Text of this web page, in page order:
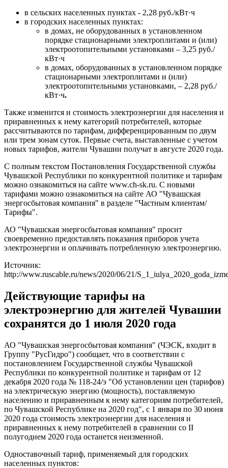
в сельских населенных пунктах - 2,28 руб./кВт·ч
в городских населенных пунктах:
в домах, не оборудованных в установленном
порядке стационарными электроплитами и (или)
электроотопительными установками – 3,25 руб./
кВт·ч
в домах, оборудованных в установленном порядке
стационарными электроплитами и (или)
электроотопительными установками, – 2,28 руб./
кВт·ч.
Также изменится и стоимость электроэнергии для населения и
приравненных к нему категорий потребителей, которые
рассчитываются по тарифам, дифференцированным по двум
или трем зонам суток. Первые счета, выставленные с учетом
новых тарифов, жители Чувашии получат в августе 2020 года.
С полным текстом Постановления Государственной службы
Чувашской Республики по конкурентной политике и тарифам
можно ознакомиться на сайте www.ch-sk.ru. С новыми
тарифами можно ознакомиться на сайте АО "Чувашская
энергосбытовая компания" в разделе "Частным клиентам/
Тарифы".
АО "Чувашская энергосбытовая компания" просит
своевременно предоставлять показания приборов учета
электроэнергии и оплачивать потребленную электроэнергию.
Источник:
http://www.ruscable.ru/news/2020/06/21/
Действующие тарифы на
электроэнергию для жителей Чувашии
сохранятся до 1 июля 2020 года
АО "Чувашская энергосбытовая компания" (ЧЭСК, входит в
Группу "РусГидро") сообщает, что в соответствии с
постановлением Государственной службы Чувашской
Республики по конкурентной политике и тарифам от 12
декабря 2020 года № 118-24/э "Об установлении цен (тарифов)
на электрическую энергию (мощность), поставляемую
населению и приравненным к нему категориям потребителей,
по Чувашской Республике на 2020 год", с 1 января по 30 июня
2020 года стоимость электроэнергии для населения и
приравненных к нему потребителей в сравнении со II
полугодием 2020 года останется неизменной.
Одноставочный тариф, применяемый для городских
населенных пунктов: